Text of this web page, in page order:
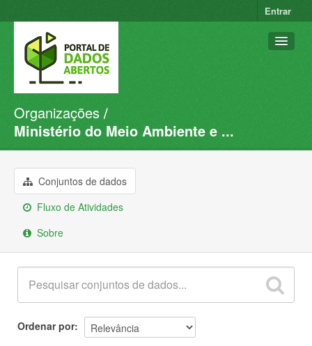
Entrar
Conjuntos de dados
Organizações
Sobre
Organizações
Ministério do Meio Ambiente e ...
Conjuntos de dados
Fluxo de Atividades
Sobre
Ordenar por